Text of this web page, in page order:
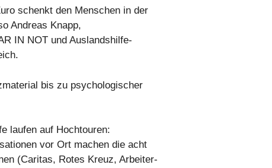
schenkt den Menschen in der
Andreas Knapp,
IN NOT und Auslandshilfe-
bis zu psychologischer
laufen auf Hochtouren:
vor Ort machen die acht
(Caritas, Rotes Kreuz, Arbeiter-